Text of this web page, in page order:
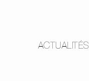
ACTUALITÉS